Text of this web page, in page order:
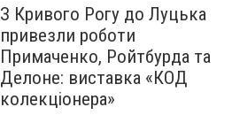
З Кривого Рогу до Луцька
привезли роботи
Примаченко, Ройтбурда та
Делоне: виставка «КОД
колекціонера»